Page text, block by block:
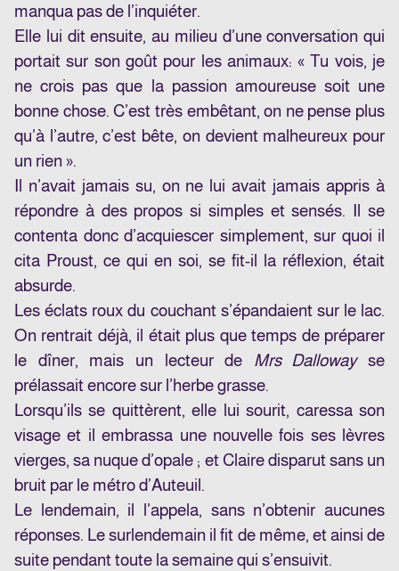
manqua pas de l’inquiéter.
Elle lui dit ensuite, au milieu d’une conversation qui
portait sur son goût pour les animaux: « Tu vois, je
ne crois pas que la passion amoureuse soit une
bonne chose. C’est très embêtant, on ne pense plus
qu’à l’autre, c’est bête, on devient malheureux pour
un rien ».
Il n’avait jamais su, on ne lui avait jamais appris à
répondre à des propos si simples et sensés. Il se
contenta donc d’acquiescer simplement, sur quoi il
cita Proust, ce qui en soi, se fit-il la réflexion, était
absurde.
Les éclats roux du couchant s’épandaient sur le lac.
On rentrait déjà, il était plus que temps de préparer
le dîner, mais un lecteur de Mrs Dallowayse
prélassait encore sur l’herbe grasse.
Lorsqu’ils se quittèrent, elle lui sourit, caressa son
visage et il embrassa une nouvelle fois ses lèvres
vierges, sa nuque d’opale ; et Claire disparut sans un
bruit par le métro d’Auteuil.
Le lendemain, il l’appela, sans n’obtenir aucunes
réponses. Le surlendemain il fit de même, et ainsi de
suite pendant toute la semaine qui s’ensuivit.